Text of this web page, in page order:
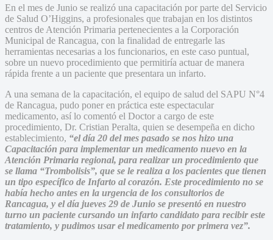
En el mes de Junio se realizó una capacitación por parte del Servicio
de Salud O’Higgins, a profesionales que trabajan en los distintos
centros de Atención Primaria pertenecientes a la Corporación
Municipal de Rancagua, con la finalidad de entregarle las
herramientas necesarias a los funcionarios, en este caso puntual,
sobre un nuevo procedimiento que permitiría actuar de manera
rápida frente a un paciente que presentara un infarto.
A una semana de la capacitación, el equipo de salud del SAPU N°4
de Rancagua, pudo poner en práctica este espectacular
medicamento, así lo comentó el Doctor a cargo de este
procedimiento, Dr. Cristian Peralta, quien se desempeña en dicho
establecimiento, “el día 20 del mes pasado se nos hizo una
Capacitación para implementar un medicamento nuevo en la
Atención Primaria regional, para realizar un procedimiento que
se llama “Trombolisis”, que se le realiza a los pacientes que tienen
un tipo específico de Infarto al corazón. Este procedimiento no se
había hecho antes en la urgencia de los consultorios de
Rancagua, y el día jueves 29 de Junio se presentó en nuestro
turno un paciente cursando un infarto candidato para recibir este
tratamiento, y pudimos usar el medicamento por primera vez”.